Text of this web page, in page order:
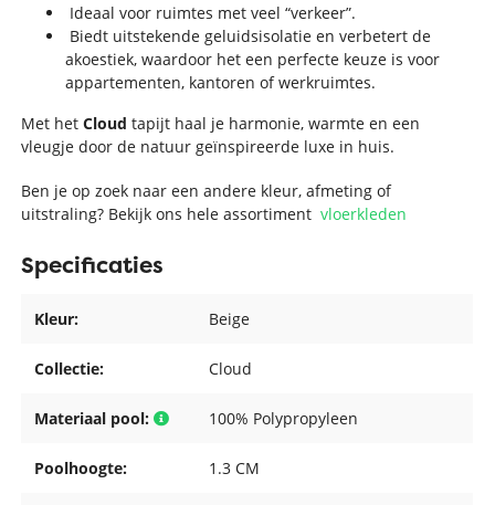
Ideaal voor ruimtes met veel “verkeer”.
Biedt uitstekende geluidsisolatie en verbetert de
akoestiek, waardoor het een perfecte keuze is voor
appartementen, kantoren of werkruimtes.
Met hetCloud tapijt haal je harmonie, warmte en een
vleugje door de natuur geïnspireerde luxe in huis.
Ben je op zoek naar een andere kleur, afmeting of
uitstraling? Bekijk ons hele assortimentvloerkleden
Specificaties
Kleur: Beige
Collectie: Cloud
Materiaal pool: 100% Polypropyleen
Poolhoogte: 1.3 CM